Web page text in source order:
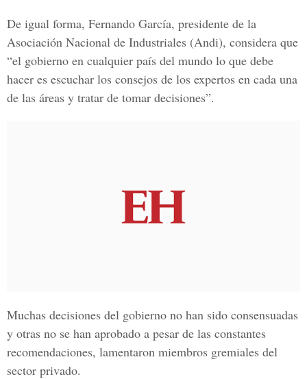
De igual forma, Fernando García, presidente de la
Asociación Nacional de Industriales (Andi), considera que
“el gobierno en cualquier país del mundo lo que debe
hacer es escuchar los consejos de los expertos en cada una
de las áreas y tratar de tomar decisiones”.
Muchas decisiones del gobierno no han sido consensuadas
y otras no se han aprobado a pesar de las constantes
recomendaciones, lamentaron miembros gremiales del
sector privado.